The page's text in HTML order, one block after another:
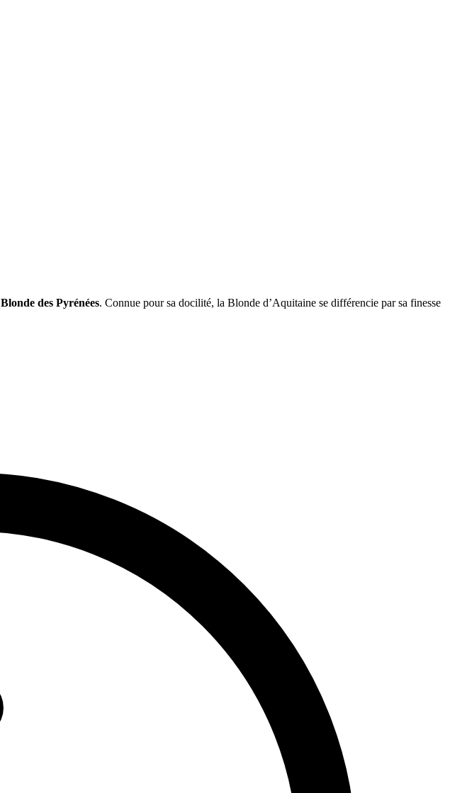
Blonde des Pyrénées. Connue pour sa docilité, la Blonde d’Aquitaine se différencie par sa finesse